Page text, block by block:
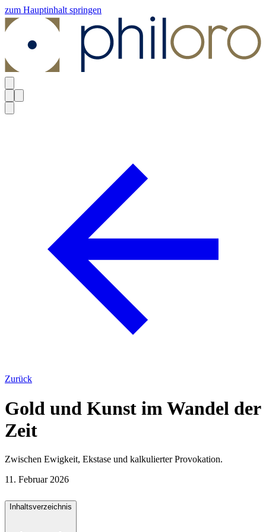
zum Hauptinhalt springen
Zurück
Gold und Kunst im Wandel der
Zeit
Zwischen Ewigkeit, Ekstase und kalkulierter Provokation.
11. Februar 2026
Inhaltsverzeichnis